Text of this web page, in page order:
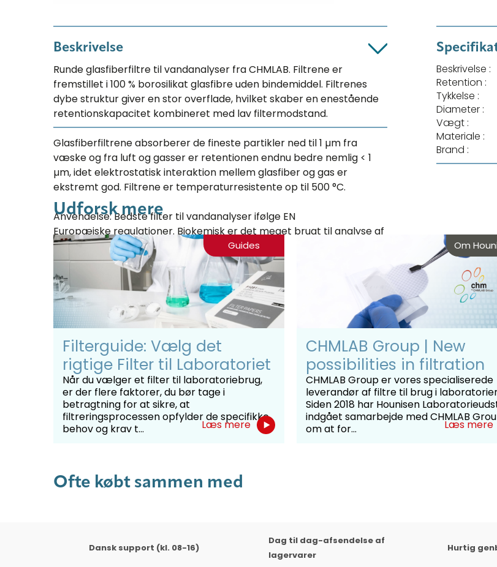
Beskrivelse
Runde glasfiberfiltre til vandanalyser fra CHMLAB. Filtrene er
fremstillet i 100 % borosilikat glasfibre uden bindemiddel. Filtrenes
dybe struktur giver en stor overflade, hvilket skaber en enestående
retentionskapacitet kombineret med lav filtermodstand.
Glasfiberfiltrene absorberer de fineste partikler ned til 1 µm fra
væske og fra luft og gasser er retentionen endnu bedre nemlig < 1
µm, idet elektrostatisk interaktion mellem glasfiber og gas er
ekstremt god. Filtrene er temperaturresistente op til 500 °C.
Anvendelse: Bedste filter til vandanalyser ifølge EN
Europæiske regulationer. Biokemisk er det meget brugt til analyse af
kulhydrater, cellekulture med mere.
100 stk. i æske.
Beskrivelse :
Retention :
Tykkelse :
Diameter :
Vægt :
Materiale :
Brand :
Udforsk mere
Guides
Filterguide: Vælg det
rigtige Filter til Laboratoriet
Når du vælger et filter til laboratoriebrug,
er der flere faktorer, du bør tage i
betragtning for at sikre, at
filtreringsprocessen opfylder de specifikke
behov og krav t...
Læs mere
Om
CHMLAB Group | New
possibilities in filtration
CHMLAB Group er vores specialiserede
leverandør af filtre til brug i
Siden 2018 har Hounisen
indgået samarbejde med CHMLAB
om at for...
Læs mere
Ofte købt sammen med
Dansk support (kl. 08-16)
Dag til dag-afsendelse af
lagervarer
Hurtig